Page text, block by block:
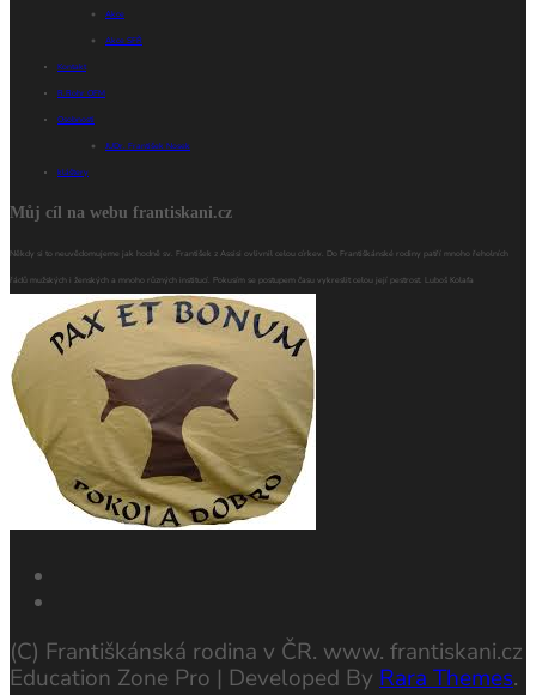
Akce
Akce SFŘ
Kontakt
R.Rohr OFM
Osobnosti
JUDr. František Nosek
kláštery
Můj cíl na webu frantiskani.cz
Někdy si to neuvědomujeme jak hodně sv. František z Assisi ovlivnil celou církev. Do Františkánské rodiny patří mnoho řeholních
řádů mužských i ženských a mnoho různých institucí. Pokusím se postupem času vykreslit celou její pestrost. Luboš Kolafa
(C) Františkánská rodina v ČR. www. frantiskani.cz
Education Zone Pro | Developed By Rara Themes.